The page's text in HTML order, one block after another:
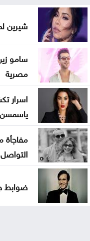
شيرين
سامو
مصرية
اسرار
مفاجأة
التواصل
ضوابط